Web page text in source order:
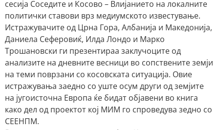
сесија Соседите и Косово – Влијанието на локалните
политички ставови врз медиумското известување.
Истражувачите од Црна Гора, Албанија и Македонија,
Даниела Сеферовиќ, Илда Лондо и Марко
Трошановски ги презентираа заклучоците од
анализите на дневните весници во сопствените земји
на теми поврзани со косовската ситуација. Овие
истражувања заедно со уште осум други од земјите
на југоисточна Европа ќе бидат објавени во книга
како дел од проектот кој МИМ го спроведува зедно со
СЕЕНПМ.